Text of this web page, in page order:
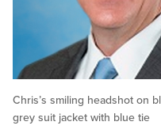
Chris’s smiling headshot on
grey suit jacket with blue tie